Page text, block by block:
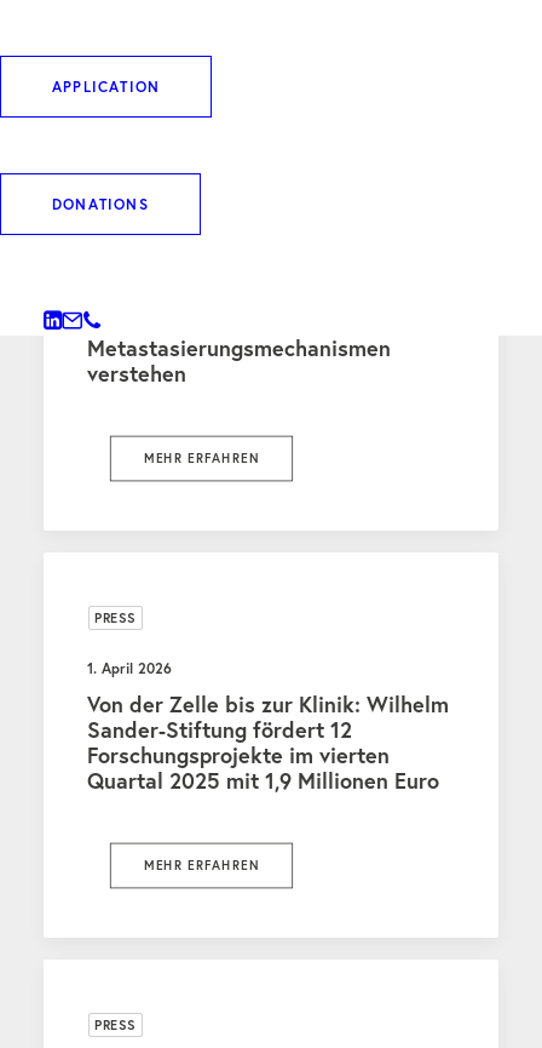
APPLICATION
DONATIONS
WEITERE BEITRÄGE
2. April 2026
Metastasierungsmechanismen
verstehen
MEHR ERFAHREN
PRESS
1. April 2026
Von der Zelle bis zur Klinik: Wilhelm
Sander-Stiftung fördert 12
Forschungsprojekte im vierten
Quartal 2025 mit 1,9 Millionen Euro
MEHR ERFAHREN
PRESS